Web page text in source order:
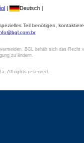
| Deutsch |
Teil benötigen,
BGL behält sich das Recht
zu ändern.
All rights reserved.